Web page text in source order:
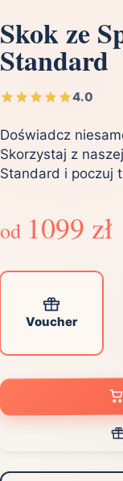
Skok ze
Standard
4.0
Doświadcz
Skorzystaj z
Standard i poczuj
od 1099 zł
Voucher